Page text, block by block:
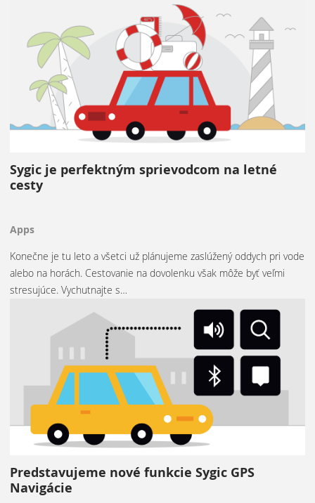
Sygic je perfektným sprievodcom na letné
cesty
Apps
Konečne je tu leto a všetci už plánujeme zaslúžený oddych pri vode
alebo na horách. Cestovanie na dovolenku však môže byť veľmi
stresujúce. Vychutnajte s…
Predstavujeme nové funkcie Sygic GPS
Navigácie